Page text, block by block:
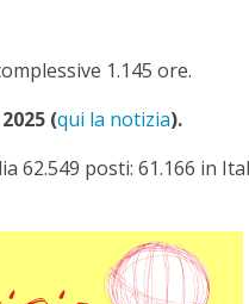
1.145 ore.
(qui la notizia).
posti: 61.166 in